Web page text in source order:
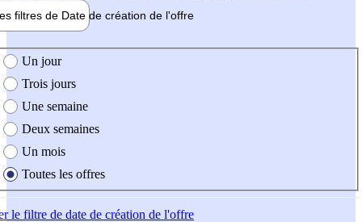
filtres de Date de création de l'offre
création de l'offre
Un jour
Trois jours
Une semaine
Deux semaines
Un mois
Toutes les offres
le filtre de date de création de l'offre